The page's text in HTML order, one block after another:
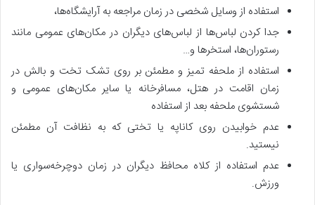
استفاده از وسایل شخصی در زمان مراجعه به آرایشگاه‌ها،
جدا کردن لباس‌ها از لباس‌های دیگران در مکان‌های عمومی مانند
رستوران‌ها، استخرها و…
استفاده از ملحفه تمیز و مطمئن بر روی تشک تخت و بالش در
زمان اقامت در هتل، مسافرخانه یا سایر مکان‌های عمومی و
شستشوی ملحفه بعد از استفاده
عدم خوابیدن روی کاناپه یا تختی که به نظافت آن مطمئن
نیستید.
عدم استفاده از کلاه محافظ دیگران در زمان دوچرخه‌سواری یا
ورزش.